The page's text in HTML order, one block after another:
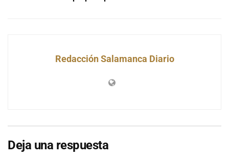
Redacción Salamanca Diario
Deja una respuesta